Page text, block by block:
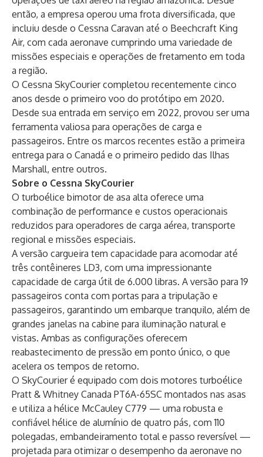
então, a empresa operou uma frota diversificada, que
incluiu desde o Cessna Caravan até o Beechcraft King
Air, com cada aeronave cumprindo uma variedade de
missões especiais e operações de fretamento em toda
a região.
O Cessna SkyCourier completou recentemente cinco
anos desde o primeiro voo do protótipo em 2020.
Desde sua entrada em serviço em 2022, provou ser uma
ferramenta valiosa para operações de carga e
passageiros. Entre os marcos recentes estão a primeira
entrega para o Canadá e o primeiro pedido das Ilhas
Marshall, entre outros.
Sobre o Cessna SkyCourier
O turboélice bimotor de asa alta oferece uma
combinação de performance e custos operacionais
reduzidos para operadores de carga aérea, transporte
regional e missões especiais.
A versão cargueira tem capacidade para acomodar até
três contêineres LD3, com uma impressionante
capacidade de carga útil de 6.000 libras. A versão para 19
passageiros conta com portas para a tripulação e
passageiros, garantindo um embarque tranquilo, além de
grandes janelas na cabine para iluminação natural e
vistas. Ambas as configurações oferecem
reabastecimento de pressão em ponto único, o que
acelera os tempos de retorno.
O SkyCourier é equipado com dois motores turboélice
Pratt & Whitney Canada PT6A-65SC montados nas asas
e utiliza a hélice McCauley C779 — uma robusta e
confiável hélice de alumínio de quatro pás, com 110
polegadas, embandeiramento total e passo reversível —
projetada para otimizar o desempenho da aeronave no